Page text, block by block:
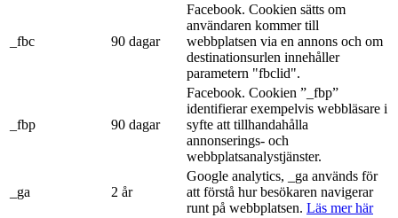
_fbc 90 dagar
Facebook. Cookien sätts om
användaren kommer till
webbplatsen via en annons och om
destinationsurlen innehåller
parametern "fbclid".
_fbp 90 dagar
Facebook. Cookien ”_fbp”
identifierar exempelvis webbläsare i
syfte att tillhandahålla
annonserings- och
webbplatsanalystjänster.
_ga 2 år
Google analytics, _ga används för
att förstå hur besökaren navigerar
runt på webbplatsen. Läs mer här